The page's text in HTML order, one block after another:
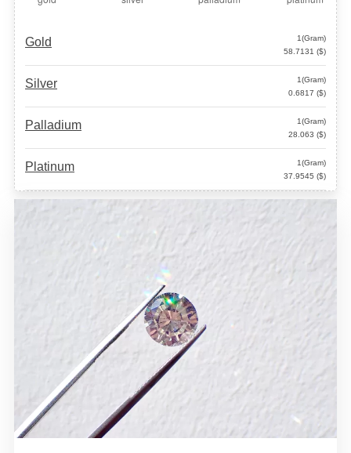
Gold
1(Gram)
58.7131 ($)
Silver
1(Gram)
0.6817 ($)
Palladium
1(Gram)
28.063 ($)
Platinum
1(Gram)
37.9545 ($)